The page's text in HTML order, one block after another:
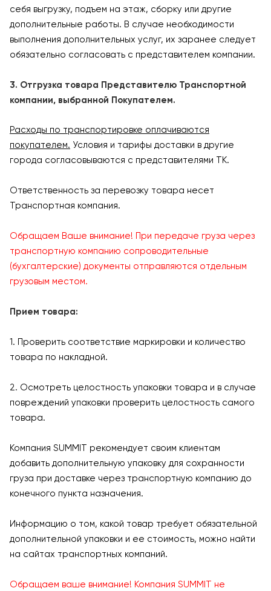
себя выгрузку, подъем на этаж, сборку или другие
дополнительные работы. В случае необходимости
выполнения дополнительных услуг, их заранее следует
обязательно согласовать с представителем компании.
3. Отгрузка товара Представителю Транспортной
компании, выбранной Покупателем.
Расходы по транспортировке оплачиваются
покупателем. Условия и тарифы доставки в другие
города согласовываются с представителями ТК.
Ответственность за перевозку товара несет
Транспортная компания.
Обращаем Ваше внимание! При передаче груза через
транспортную компанию сопроводительные
(бухгалтерские) документы отправляются отдельным
грузовым местом.
Прием товара:
1. Проверить соответствие маркировки и количество
товара по накладной.
2. Осмотреть целостность упаковки товара и в случае
повреждений упаковки проверить целостность самого
товара.
Компания SUMMIT рекомендует своим клиентам
добавить дополнительную упаковку для сохранности
груза при доставке через транспортную компанию до
конечного пункта назначения.
Информацию о том, какой товар требует обязательной
дополнительной упаковки и ее стоимость, можно найти
на сайтах транспортных компаний.
Обращаем ваше внимание! Компания SUMMIT не